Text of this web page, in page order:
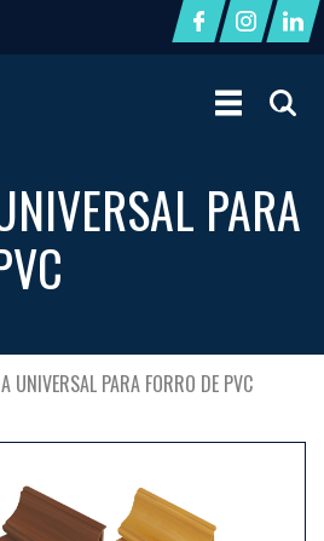
PARA
UNIVERSAL PARA FORRO DE PVC